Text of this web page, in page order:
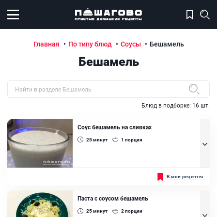
Открыть меню
Главная По типу блюд Соусы Бешамель
Бешамель
Быстрый поиск рецепта по названиюБлюд в подборке: 16 шт.
Соус бешамель на сливках
25минут 1 порция
Этот соус отлично подходит для приготовления лазаньи, а также
Ингредиенты:
Масло сливочное, Мука пшеничная, Молоко 3.2%, Сливки 35%,
Смесь перцев, Мускатный орех
В мои рецепты
Паста с соусом бешамель
25минут 2порции